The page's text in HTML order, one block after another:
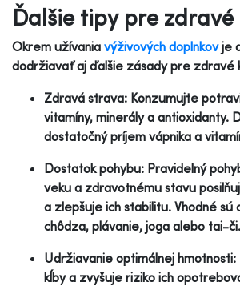
Ďalšie tipy pre zdravé
Okrem užívania výživových doplnkovje
dodržiavať aj ďalšie zásady pre zdravé
Zdravá strava: Konzumujte
vitamíny, minerály a antioxidanty.
dostatočný príjem vápnika a
Dostatok pohybu: Pravidelný
veku a zdravotnému stavu
a zlepšuje ich stabilitu. Vhodné sú
chôdza, plávanie, joga alebo tai-či.
Udržiavanie optimálnej
kĺby a zvyšuje riziko ich